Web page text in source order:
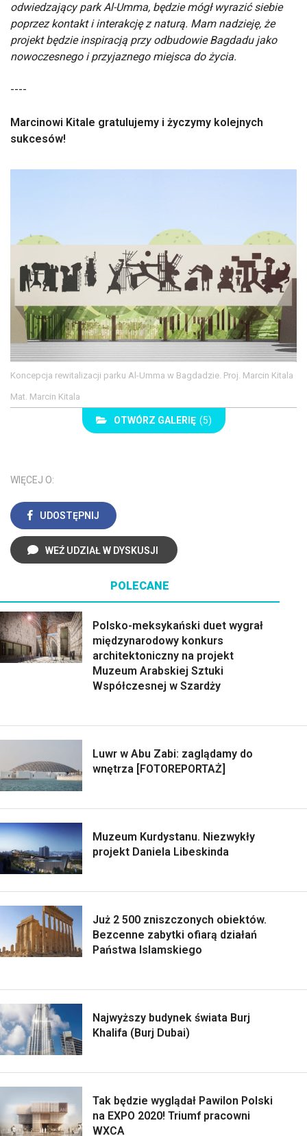
odwiedzający park Al-Umma, będzie mógł wyrazić siebie
poprzez kontakt i interakcję z naturą. Mam nadzieję, że
projekt będzie inspiracją przy odbudowie Bagdadu jako
nowoczesnego i przyjaznego miejsca do życia.
----
Marcinowi Kitale gratulujemy i życzymy kolejnych
sukcesów!
Koncepcja rewitalizacji parku Al-Umma w Bagdadzie. Proj. Marcin Kitala
Mat. Marcin Kitala
OTWÓRZ GALERIĘ (5)
WIĘCEJ O:
UDOSTĘPNIJ
WEŹ UDZIAŁ W DYSKUSJI
POLECANE
Polsko-meksykański duet wygrał
międzynarodowy konkurs
architektoniczny na projekt
Muzeum Arabskiej Sztuki
Współczesnej w Szardży
Luwr w Abu Zabi: zaglądamy do
wnętrza [FOTOREPORTAŻ]
Muzeum Kurdystanu. Niezwykły
projekt Daniela Libeskinda
Już 2 500 zniszczonych obiektów.
Bezcenne zabytki ofiarą działań
Państwa Islamskiego
Najwyższy budynek świata Burj
Khalifa (Burj Dubai)
Tak będzie wyglądał Pawilon Polski
na EXPO 2020! Triumf pracowni
WXCA